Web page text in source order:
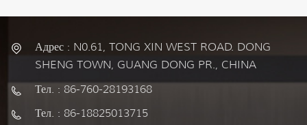
Адрес : N0.61, TONG XIN WEST ROAD. DONG
SHENG TOWN, GUANG DONG PR., CHINA
Тел. : 86-760-28193168
Тел. : 86-18825013715